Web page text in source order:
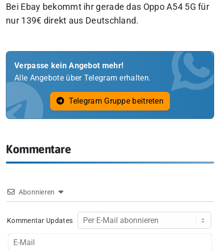
Bei Ebay bekommt ihr gerade das Oppo A54 5G für
nur 139€ direkt aus Deutschland.
Verpasse kein Angebot mehr!
Alle Angebote über Telegram erhalten.
Telegram Gruppe beitreten
Kommentare
Abonnieren
Kommentar Updates